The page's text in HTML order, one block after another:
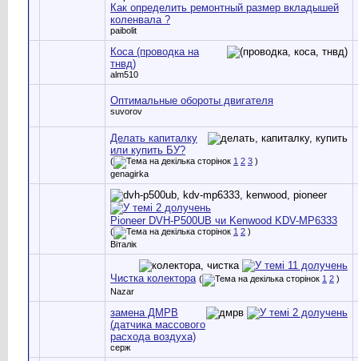
Как определить ремонтный размер вкладышей
коленвала ?
paibolit
Коса (проводка на
тнвд)
alm510
Оптимальные обороты двигателя
suvorov
Делать капиталку
или купить БУ?
( 1 2 3 )
genagirka
Pioneer DVH-P500UB чи Kenwood KDV-MP6333
( 1 2 )
Віталік
Чистка колектора ( 1 2 )
Nazar
замена ДМРВ
(датчика массового
расхода воздуха)
серж